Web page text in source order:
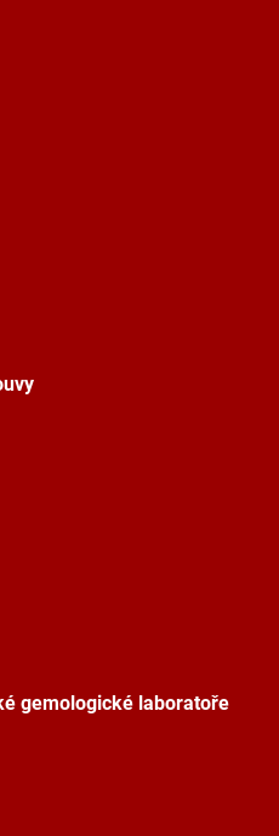
gemologické laboratoře